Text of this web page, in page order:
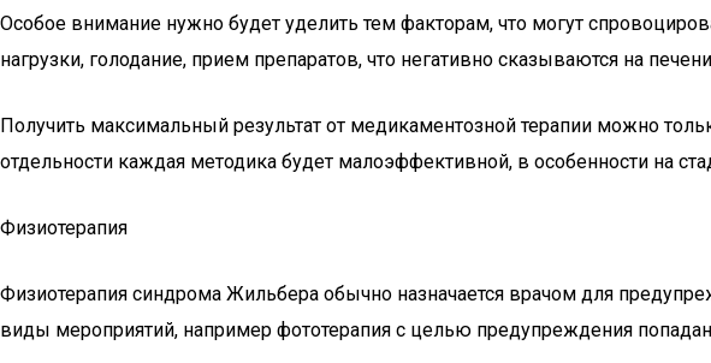
Особое внимание нужно будет уделить тем факторам, что могут
нагрузки, голодание, прием препаратов, что негативно сказываются на
Получить максимальный результат от медикаментозной терапии можно
отдельности каждая методика будет малоэффективной, в особенности на
Физиотерапия
Физиотерапия синдрома Жильбера обычно назначается врачом для
виды мероприятий, например фототерапия с целью предупреждения